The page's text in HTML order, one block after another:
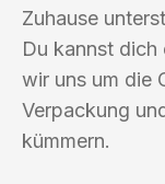
Zuhause
Du kannst dich
wir uns um die
Verpackung
kümmern.